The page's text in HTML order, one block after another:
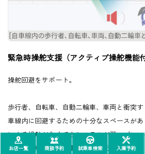
緊急時操舵支援（アクティブ操舵機能付
操舵回避をサポート。
歩行者、自転車、自動二輪車、車両と衝突
車線内に回避するための十分なスペースが
による操舵がなくてもシステムが弱いブレ
を行い、車線内での衝突回避を支援します。
お店一覧 商談予約 試乗車検索 入庫予約